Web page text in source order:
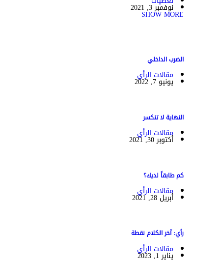
نوفمبر 3, 2021
SHOW MORE
الضرب الداخلي
مقالات الرأي
يونيو 7, 2022
النهاية لا تنكسر
مقالات الرأي
أكتوبر 30, 2021
كم طابقاً لديك؟
مقالات الرأي
أبريل 28, 2021
رأي: آخر الكلام نقطة
مقالات الرأي
يناير 1, 2023